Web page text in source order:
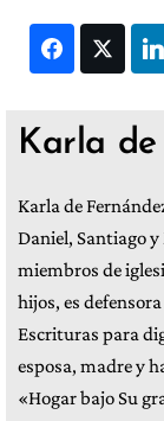
Facebook
Karla de
Karla de
Daniel, Santiago
miembros de
hijos, es
Escrituras para
esposa, madre y
«Hogar bajo Su